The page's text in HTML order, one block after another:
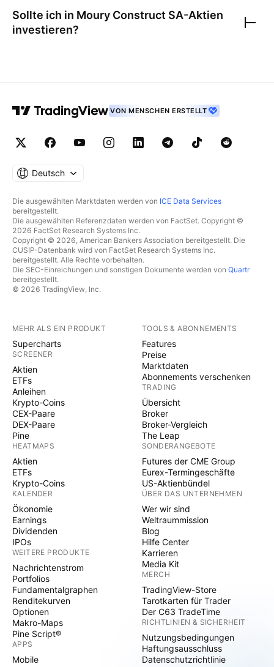
Sollte ich in Moury Construct SA-Aktien
investieren?
VON MENSCHEN ERSTELLT
Deutsch
Die ausgewählten Marktdaten werden von ICE Data Services
bereitgestellt.
Die ausgewählten Referenzdaten werden von FactSet. Copyright ©
2026 FactSet Research Systems Inc.
Copyright © 2026, American Bankers Association bereitgestellt. Die
CUSIP-Datenbank wird von FactSet Research Systems Inc.
bereitgestellt. Alle Rechte vorbehalten.
Die SEC-Einreichungen und sonstigen Dokumente werden von Quartr
bereitgestellt.
© 2026 TradingView, Inc.
MEHR ALS EIN PRODUKT
Supercharts
SCREENER
Aktien
ETFs
Anleihen
Krypto-Coins
CEX-Paare
DEX-Paare
Pine
HEATMAPS
Aktien
ETFs
Krypto-Coins
KALENDER
Ökonomie
Earnings
Dividenden
IPOs
WEITERE PRODUKTE
Nachrichtenstrom
Portfolios
Fundamentalgraphen
Renditekurven
Optionen
Makro-Maps
Pine Script®
APPS
Mobile
TOOLS & ABONNEMENTS
Features
Preise
Marktdaten
Abonnements verschenken
TRADING
Übersicht
Broker
Broker-Vergleich
The Leap
SONDERANGEBOTE
Futures der CME Group
Eurex-Termingeschäfte
US-Aktienbündel
ÜBER DAS UNTERNEHMEN
Wer wir sind
Weltraummission
Blog
Hilfe Center
Karrieren
Media Kit
MERCH
TradingView-Store
Tarotkarten für Trader
Der C63 TradeTime
RICHTLINIEN & SICHERHEIT
Nutzungsbedingungen
Haftungsausschluss
Datenschutzrichtlinie